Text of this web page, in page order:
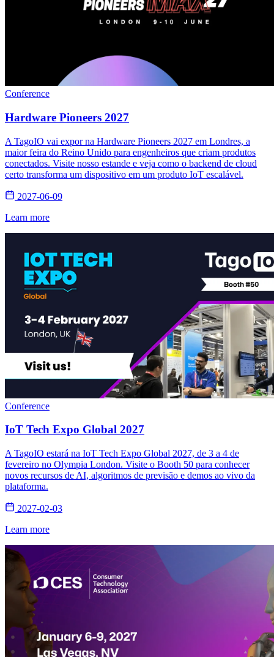
Conference
Hardware Pioneers 2027
A TagoIO vai expor na Hardware Pioneers 2027 em Londres, a
maior feira do Reino Unido para engenheiros que criam produtos
conectados. Visite nosso estande e veja como o backend de cloud
certo transforma um dispositivo em um produto IoT escalável.
2027-06-09
Learn more
Conference
IoT Tech Expo Global 2027
A TagoIO estará na IoT Tech Expo Global 2027, de 3 a 4 de
fevereiro no Olympia London. Visite o Booth 50 para conhecer
novos recursos de AI, algoritmos de previsão e demos ao vivo da
plataforma.
2027-02-03
Learn more